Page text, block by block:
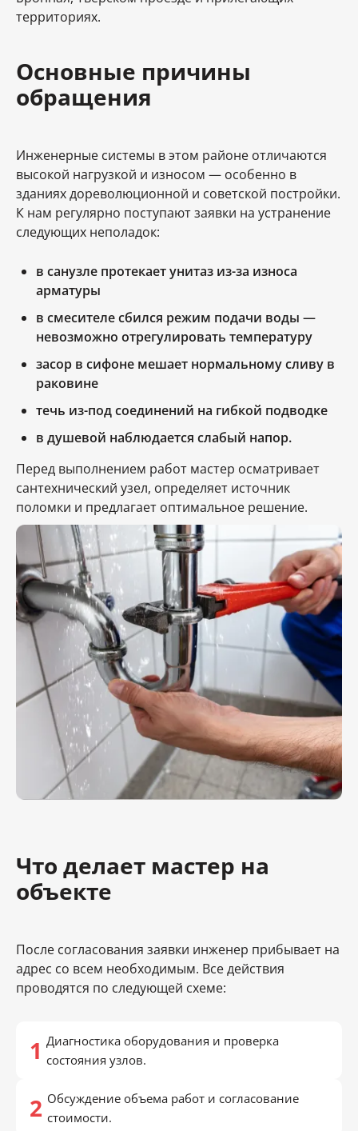
территориях.
Основные причины
обращения
Инженерные системы в этом районе отличаются
высокой нагрузкой и износом — особенно в
зданиях дореволюционной и советской постройки.
К нам регулярно поступают заявки на устранение
следующих неполадок:
в санузле протекает унитаз из-за износа
арматуры
в смесителе сбился режим подачи воды —
невозможно отрегулировать температуру
засор в сифоне мешает нормальному сливу в
раковине
течь из-под соединений на гибкой подводке
в душевой наблюдается слабый напор.
Перед выполнением работ мастер осматривает
сантехнический узел, определяет источник
поломки и предлагает оптимальное решение.
Что делает мастер на
объекте
После согласования заявки инженер прибывает на
адрес со всем необходимым. Все действия
проводятся по следующей схеме:
Диагностика оборудования и проверка
состояния узлов.
Обсуждение объема работ и согласование
стоимости.